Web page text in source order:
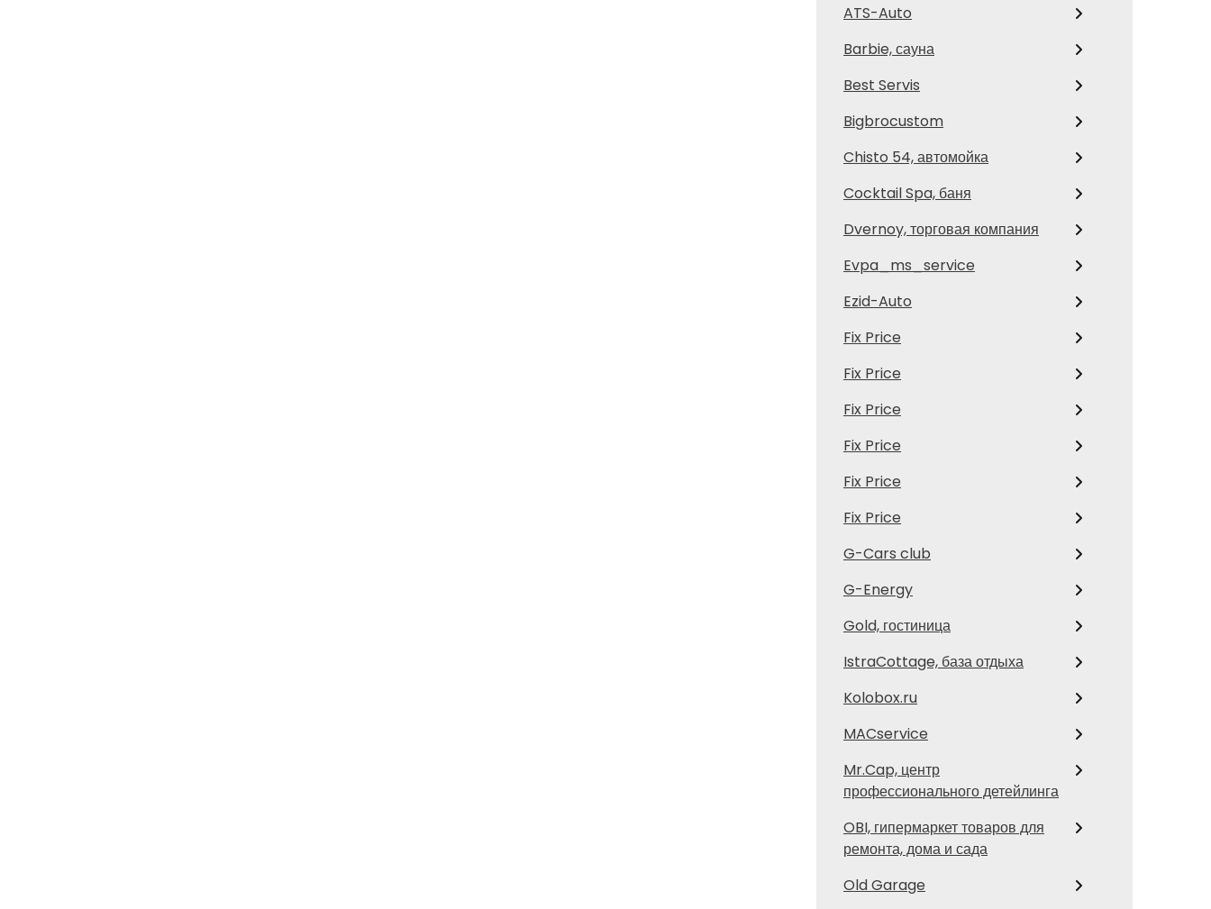
ATS-Auto
Barbie, сауна
Best Servis
Bigbrocustom
Chisto 54, автомойка
Cocktail Spa, баня
Dvernoy, торговая компания
Evpa_ms_service
Ezid-Auto
Fix Price
Fix Price
Fix Price
Fix Price
Fix Price
Fix Price
G-Cars club
G-Energy
Gold, гостиница
IstraCottage, база отдыха
Kolobox.ru
MACservice
Mr.Cap, центр
профессионального детейлинга
OBI, гипермаркет товаров для
ремонта, дома и сада
Old Garage